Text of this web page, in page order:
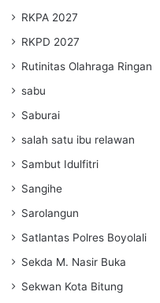
RKPA 2027
RKPD 2027
Rutinitas Olahraga Ringan
sabu
Saburai
salah satu ibu relawan
Sambut Idulfitri
Sangihe
Sarolangun
Satlantas Polres Boyolali
Sekda M. Nasir Buka
Sekwan Kota Bitung